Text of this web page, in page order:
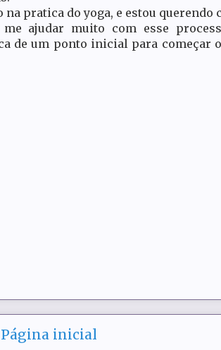
pratica do yoga, e estou querendo
ajudar muito com esse
de um ponto inicial para começar
Página inicial